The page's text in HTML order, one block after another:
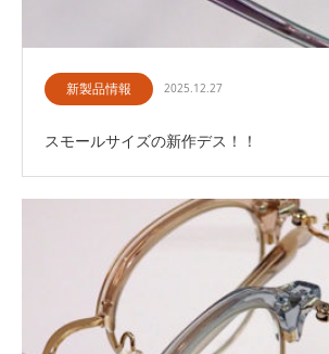
新製品情報 2025.12.27
スモールサイズの新作デス！！